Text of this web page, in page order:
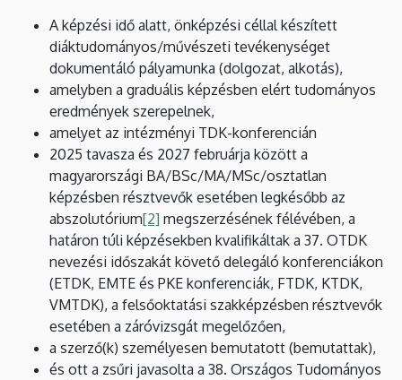
A képzési idő alatt, önképzési céllal készített
diáktudományos/művészeti tevékenységet
dokumentáló pályamunka (dolgozat, alkotás),
amelyben a graduális képzésben elért tudományos
eredmények szerepelnek,
amelyet az intézményi TDK-konferencián
2025 tavasza és 2027 februárja között a
magyarországi BA/BSc/MA/MSc/osztatlan
képzésben résztvevők esetében legkésőbb az
abszolutórium[2] megszerzésének félévében, a
határon túli képzésekben kvalifikáltak a 37. OTDK
nevezési időszakát követő delegáló konferenciákon
(ETDK, EMTE és PKE konferenciák, FTDK, KTDK,
VMTDK), a felsőoktatási szakképzésben résztvevők
esetében a záróvizsgát megelőzően,
a szerző(k) személyesen bemutatott (bemutattak),
és ott a zsűri javasolta a 38. Országos Tudományos